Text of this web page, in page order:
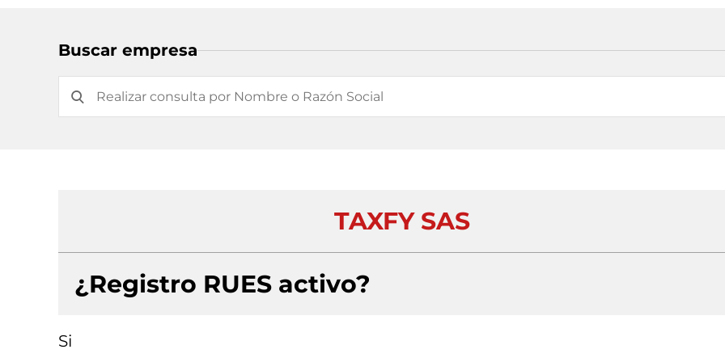
Buscar empresa
TAXFY SAS
¿Registro RUES activo?
Si